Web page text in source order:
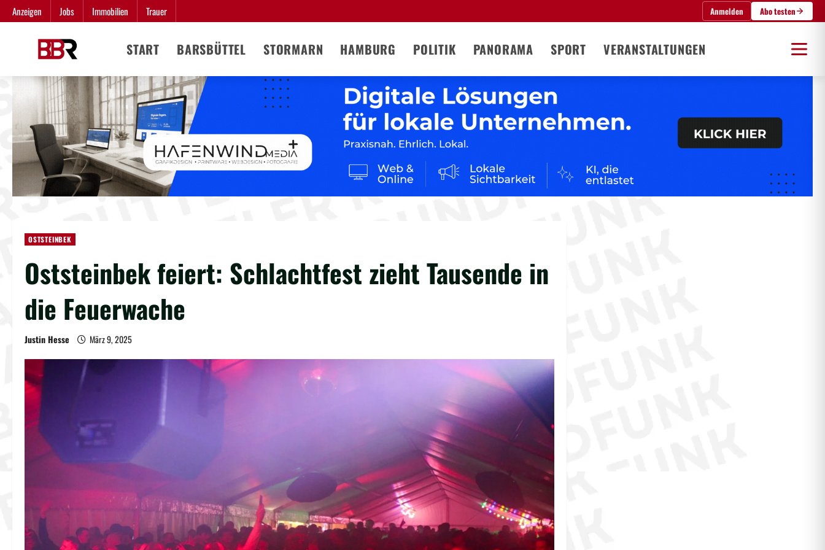
Zum
Inhalt
Anzeigen Jobs Immobilien Trauer Anmelden Abo testen
START BARSBÜTTEL STORMARN HAMBURG POLITIK PANORAMA SPORT VERANSTALTUNGEN
OSTSTEINBEK
Oststeinbek feiert: Schlachtfest zieht Tausende in
die Feuerwache
Justin Hesse März 9, 2025